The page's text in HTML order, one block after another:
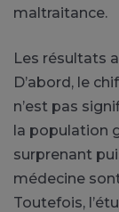
maltraitance.
Les résultats
D’abord, le
n’est pas
la population
surprenant
médecine
Toutefois,